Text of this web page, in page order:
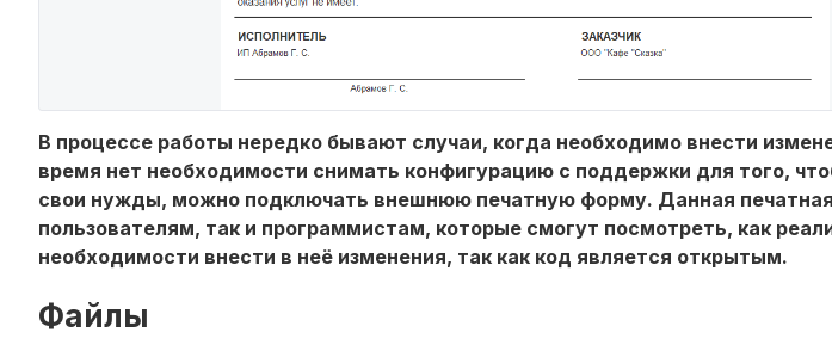
В процессе работы нередко бывают случаи, когда необходимо внести
время нет необходимости снимать конфигурацию с поддержки для того,
свои нужды, можно подключать внешнюю печатную форму. Данная
пользователям, так и программистам, которые смогут посмотреть, как
необходимости внести в неё изменения, так как код является открытым.
Файлы